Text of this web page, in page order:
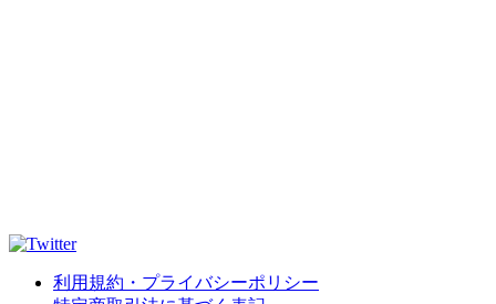
利用規約・プライバシーポリシー